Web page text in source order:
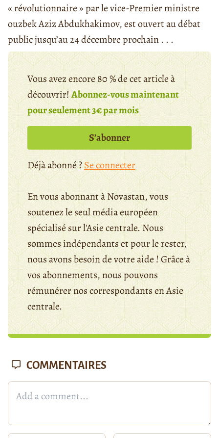
« révolutionnaire » par le vice-Premier ministre
ouzbek Aziz Abdukhakimov, est ouvert au débat
public jusqu’au 24 décembre prochain . . .
Vous avez encore 80 % de cet article à
découvrir!Abonnez-vous maintenant
pour seulement 3€ par mois
S’abonner
Déjà abonné ?Se connecter
En vous abonnant à Novastan, vous
soutenez le seul média européen
spécialisé sur l'Asie centrale. Nous
sommes indépendants et pour le rester,
nous avons besoin de votre aide ! Grâce à
vos abonnements, nous pouvons
rémunérer nos correspondants en Asie
centrale.
COMMENTAIRES